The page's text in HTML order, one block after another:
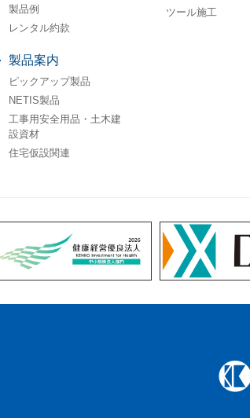
製品例
レンタル約款
製品案内
ピックアップ製品
NETIS製品
工事用安全用品・土木建
設資材
住宅仮設関連
ツール施工